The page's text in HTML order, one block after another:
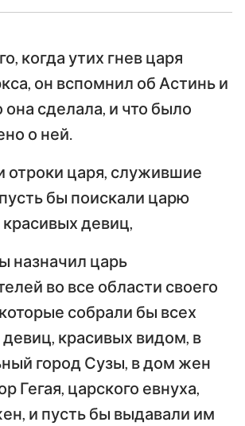
Иов
Притчи
Иеремия
Иезекииль
Иона
Наум
Софония
Захария
когда утих гнев царя
он вспомнил об Астинь и
она сделала, и что было
о ней.
отроки царя, служившие
бы поискали царю
девиц,
назначил царь
во все области своего
собрали бы всех
красивых видом, в
город Сузы, в дом жен
Гегая, царского евнуха,
и пусть бы выдавали им